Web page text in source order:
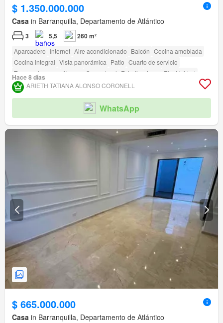
$ 1.350.000.000
Casa in Barranquilla, Departamento de Atlántico
3 5,5 260 m²
Aparcadero Internet Aire acondicionado Balcón Cocina amoblada
Cocina integral Vista panorámica Patio Cuarto de servicio
Tanque de agua
Alarma Gas natural Estudio Agua
Electricidad
Depósito Terraza Permite mascotas Permite niños
Seguridad privada
Barbecue Caseta de vigilancia
Acceso para personas con discapacidad
Hace 8 días
ARIETH TATIANA ALONSO CORONELL
WhatsApp
$ 665.000.000
Casa in Barranquilla, Departamento de Atlántico